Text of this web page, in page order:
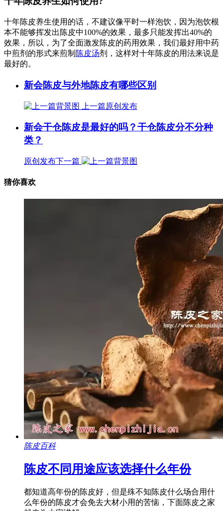
十年陈皮养生使用的话，不建议像平时一样泡饮，因为泡饮根
本不能够挥发出陈皮中100%的效果，最多只能发挥出40%的
效果，所以，为了全面激发陈皮的药用效果，我们最好用中药
中煎剂的形式来煎制 陈皮汤剂，这样对十年陈皮的用法来说是
最好的。
新会陈皮与外地陈皮有哪些区别
上一篇原创发布
新会干仓陈皮是最好的吗？干仓陈皮分不分种
类？
原创发布下一篇
猜你喜欢
陈皮百科
陈皮不同用途应该选择什么年份
都知道高年份的陈皮好，但是殊不知陈皮什么场合用什
么年份的陈皮才会免去大材小用的苦恼，下面陈皮之家